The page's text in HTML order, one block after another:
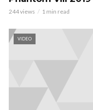
244 views 1 min read
VIDEO